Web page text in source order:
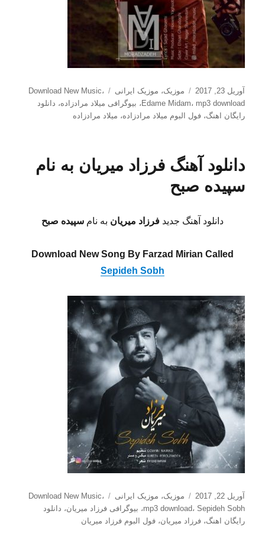
ارسال
شده
در
آوریل 23, 2017 دسته‌ها
موزیک، موزیک ایرانی برچسب‌ها
Download New Music،
Edame Midam، mp3 download ، بیوگرافی میلاد مرادزاده، دانلود
رایگان اهنگ،فول البوم میلاد مرادزاده، میلاد مرادزاده
دانلود آهنگ فرزاد میریان به نام
سپیده صبح
دانلود آهنگ جدید فرزاد میریان به نام سپیده صبح
Download New Song By Farzad Mirian Called
Sepideh Sobh
ارسال
شده
در
آوریل 22, 2017 دسته‌ها
موزیک، موزیک ایرانی برچسب‌ها
Download New Music،
mp3 download، Sepideh Sobh ، بیوگرافی فرزاد میریان، دانلود
رایگان اهنگ،فرزاد میریان،فول البوم فرزاد میریان